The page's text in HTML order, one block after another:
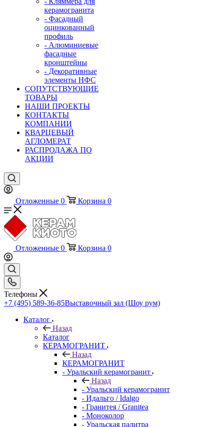
керамогранита
- Фасадный
оцинкованный
профиль
- Алюминиевые
фасадные
кронштейны
- Декоративные
элементы НФС
СОПУТСТВУЮЩИЕ
ТОВАРЫ
НАШИ ПРОЕКТЫ
КОНТАКТЫ
КОМПАНИИ
КВАРЦЕВЫЙ
АГЛОМЕРАТ
РАСПРОДАЖА ПО
АКЦИИ
Отложенные 0 Корзина 0
Отложенные 0 Корзина 0
Телефоны
+7 (495) 589-36-85Выставочный зал (Шоу рум)
Каталог
Назад
Каталог
КЕРАМОГРАНИТ
Назад
КЕРАМОГРАНИТ
- Уральский керамогранит
Назад
- Уральский керамогранит
- Идальго / Idalgo
- Гранитея / Granitea
- Моноколор
- Уральская палитра